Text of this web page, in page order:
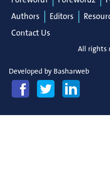
Authors
Editors
Contact Us
All rights
Developed by Basharweb